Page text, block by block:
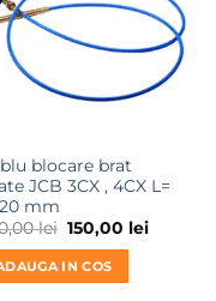
blocare brat
JCB 3CX , 4CX L=
mm
lei Prețul
inițial
a
fost:
250,00 lei.
150,00 leiPrețul
IN COS